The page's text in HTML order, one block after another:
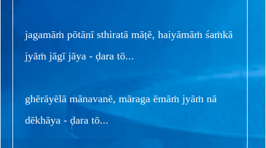
jagamāṁ pōtānī sthiratā māṭē, haiyāmāṁ śaṁkā
jyāṁ jāgī jāya - ḍara tō...
ghērāyēlā mānavanē, māraga ēmāṁ jyāṁ nā
dēkhāya - ḍara tō...